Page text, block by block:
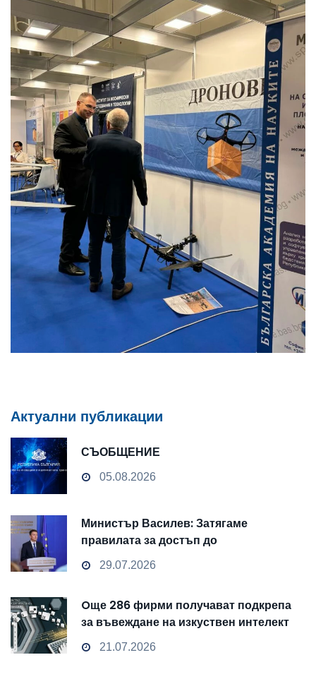
Актуални публикации
СЪОБЩЕНИЕ
05.08.2026
Министър Василев: Затягаме
правилата за достъп до
чувствителни данни
29.07.2026
Oще 286 фирми получават подкрепа
за въвеждане на изкуствен интелект
и облачни технологии
21.07.2026